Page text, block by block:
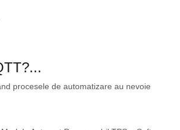
procesele de automatizare au nevoie